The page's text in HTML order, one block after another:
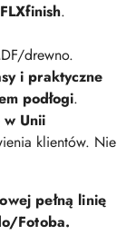
.
drewno.
i praktyczne
podłogi.
Unii
klientów. Nie
pełną linię
Fotoba.